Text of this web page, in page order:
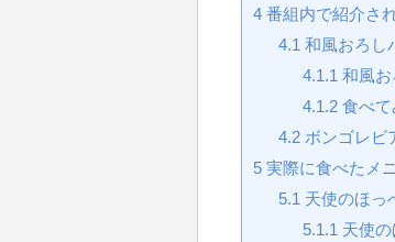
4 番組内で紹介さ
4.1 和風おろし
4.1.1 和風
4.1.2 食べて
4.2ボンゴレビ
5 実際に食べたメ
5.1 天使のほっ
5.1.1 天使